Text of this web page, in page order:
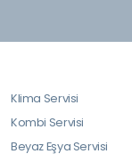
Klima Servisi
Kombi Servisi
Beyaz Eşya Servisi